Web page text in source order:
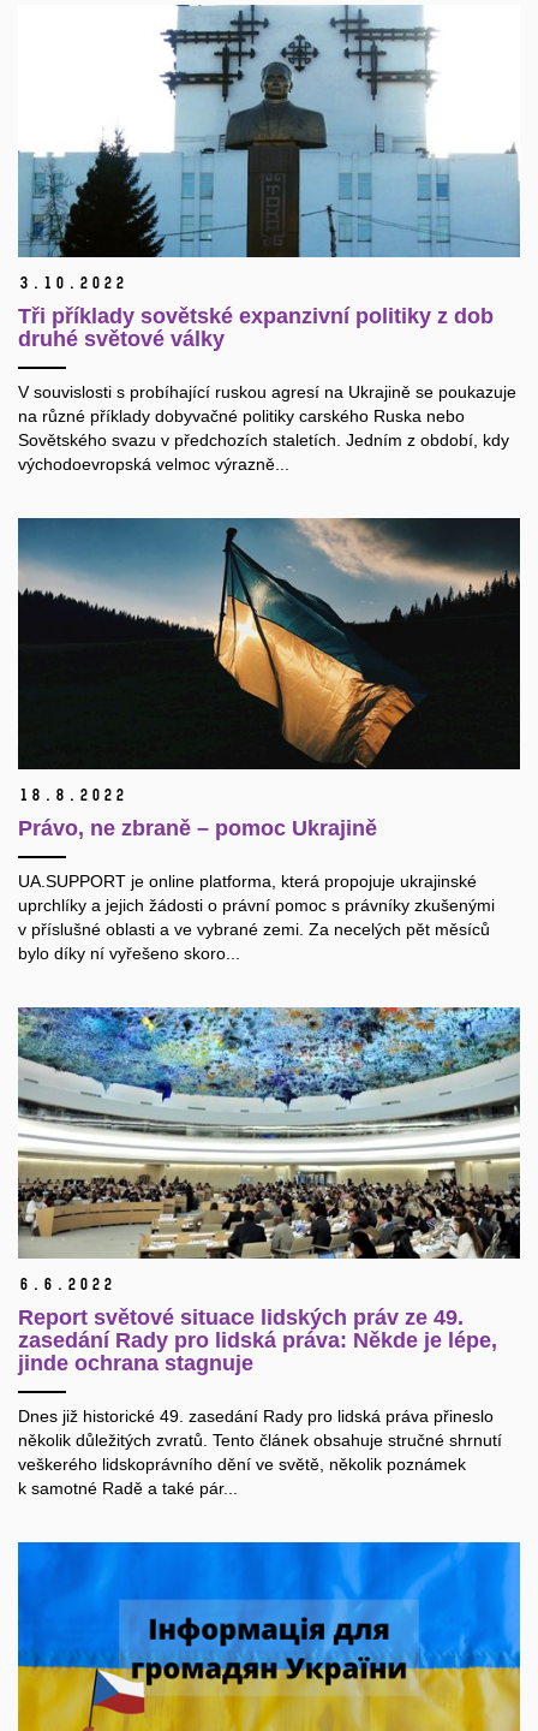
3. 10. 2022
Tři příklady sovětské expanzivní politiky z dob
druhé světové války
V souvislosti s probíhající ruskou agresí na Ukrajině se poukazuje
na různé příklady dobyvačné politiky carského Ruska nebo
Sovětského svazu v předchozích staletích. Jedním z období, kdy
východoevropská velmoc výrazně...
18. 8. 2022
Právo, ne zbraně – pomoc Ukrajině
UA.SUPPORT je online platforma, která propojuje ukrajinské
uprchlíky a jejich žádosti o právní pomoc s právníky zkušenými
v příslušné oblasti a ve vybrané zemi. Za necelých pět měsíců
bylo díky ní vyřešeno skoro...
6. 6. 2022
Report světové situace lidských práv ze 49.
zasedání Rady pro lidská práva: Někde je lépe,
jinde ochrana stagnuje
Dnes již historické 49. zasedání Rady pro lidská práva přineslo
několik důležitých zvratů. Tento článek obsahuje stručné shrnutí
veškerého lidskoprávního dění ve světě, několik poznámek
k samotné Radě a také pár...